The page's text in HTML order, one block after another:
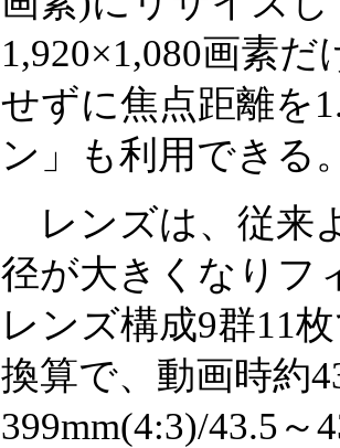
1,920×1,080画素
せずに焦点距離を
ン」も利用できる
レンズは、従来
径が大きくなりフ
レンズ構成9群11
換算で、動画時約
399mm(4:3)/43.5